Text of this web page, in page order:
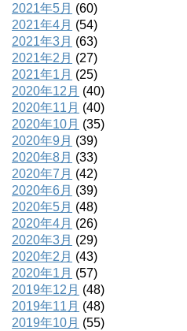
2021年5月 (60)
2021年4月 (54)
2021年3月 (63)
2021年2月 (27)
2021年1月 (25)
2020年12月 (40)
2020年11月 (40)
2020年10月 (35)
2020年9月 (39)
2020年8月 (33)
2020年7月 (42)
2020年6月 (39)
2020年5月 (48)
2020年4月 (26)
2020年3月 (29)
2020年2月 (43)
2020年1月 (57)
2019年12月 (48)
2019年11月 (48)
2019年10月 (55)